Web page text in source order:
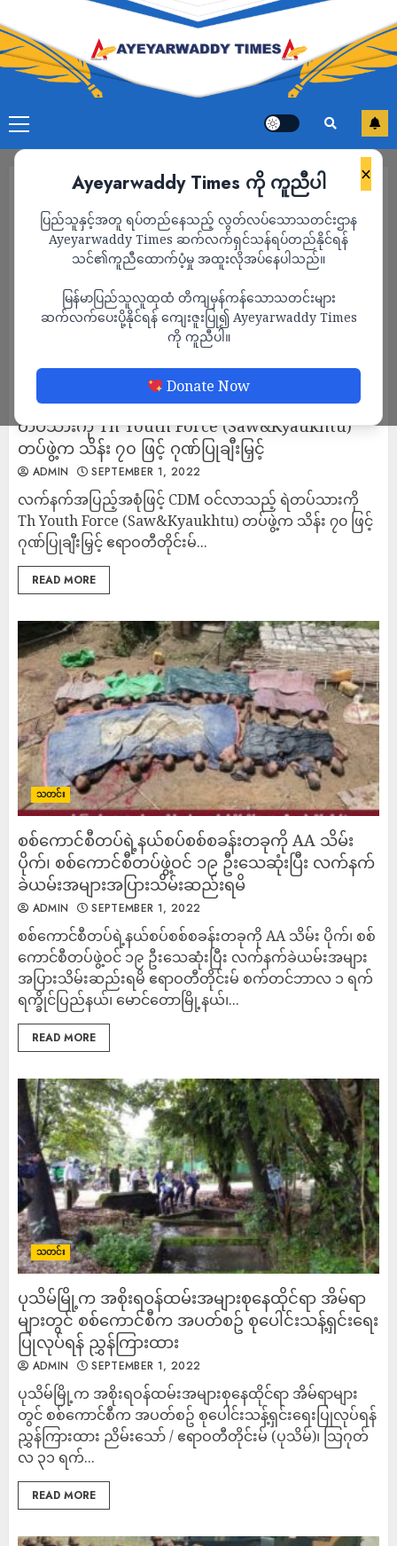
×
Ayeyarwaddy Times ကို ကူညီပါ
ပြည်သူနှင့်အတူ ရပ်တည်နေသည့် လွတ်လပ်သောသတင်းဌာန
Ayeyarwaddy Times ဆက်လက်ရှင်သန်ရပ်တည်နိုင်ရန်
သင်၏ကူညီထောက်ပံ့မှု အထူးလိုအပ်နေပါသည်။
မြန်မာပြည်သူလူထုထံ တိကျမှန်ကန်သောသတင်းများ
ဆက်လက်ပေးပို့နိုင်ရန် ကျေးဇူးပြု၍ Ayeyarwaddy Times
ကို ကူညီပါ။
Donate Now
လက်နက်အပြည့်အစုံဖြင့် CDM ဝင်လာသည့် ရဲ
တပ်သားကို Th Youth Force (Saw&Kyaukhtu)
တပ်ဖွဲ့က သိန်း ၇၀ ဖြင့် ဂုဏ်ပြုချီးမြှင့်
ADMIN SEPTEMBER 1, 2022
လက်နက်အပြည့်အစုံဖြင့် CDM ဝင်လာသည့် ရဲတပ်သားကို
Th Youth Force (Saw&Kyaukhtu) တပ်ဖွဲ့က သိန်း ၇၀ ဖြင့်
ဂုဏ်ပြုချီးမြှင့် ဧရာဝတီတိုင်းမ်...
READ MORE
သတင်း
စစ်ကောင်စီတပ်ရဲ့နယ်စပ်စစ်စခန်းတခုကို AA သိမ်း
ပိုက်၊ စစ်ကောင်စီတပ်ဖွဲ့ဝင် ၁၉ ဦးသေဆုံးပြီး လက်နက်
ခဲယမ်းအများအပြားသိမ်းဆည်းရမိ
ADMIN SEPTEMBER 1, 2022
စစ်ကောင်စီတပ်ရဲ့နယ်စပ်စစ်စခန်းတခုကို AA သိမ်း ပိုက်၊ စစ်
ကောင်စီတပ်ဖွဲ့ဝင် ၁၉ ဦးသေဆုံးပြီး လက်နက်ခဲယမ်းအများ
အပြားသိမ်းဆည်းရမိ ဧရာဝတီတိုင်းမ် စက်တင်ဘာလ ၁ ရက်
ရက္ခိုင်ပြည်နယ်၊ မောင်တောမြို့နယ်၊...
READ MORE
သတင်း
ပုသိမ်မြို့က အစိုးရဝန်ထမ်းအများစုနေထိုင်ရာ အိမ်ရာ
များတွင် စစ်ကောင်စီက အပတ်စဥ် စုပေါင်းသန့်ရှင်းရေး
ပြုလုပ်ရန် ညွှန်ကြားထား
ADMIN SEPTEMBER 1, 2022
ပုသိမ်မြို့က အစိုးရဝန်ထမ်းအများစုနေထိုင်ရာ အိမ်ရာများ
တွင် စစ်ကောင်စီက အပတ်စဥ် စုပေါင်းသန့်ရှင်းရေးပြုလုပ်ရန်
ညွှန်ကြားထား ညိမ်းသော် / ဧရာဝတီတိုင်းမ် (ပုသိမ်)၊ သြဂုတ်
လ ၃၁ ရက်...
READ MORE